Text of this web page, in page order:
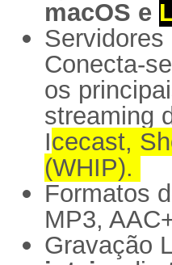
macOS e
Servidores
Conecta-
os
streaming
Icecast,
(WHIP).
Formatos
MP3,
Gravação